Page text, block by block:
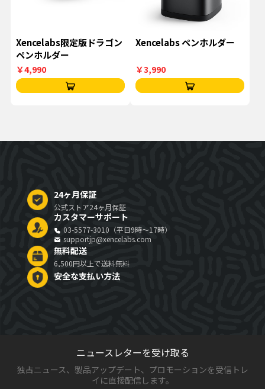
Xencelabs限定版ドラゴン
ペンホルダー
￥4,990
Xencelabs ペンホルダー
￥3,990
24ヶ月保証
公式ストア24ヶ月保証
カスタマーサポート
03-5577-3010（平日9時～17時）
supportjp@xencelabs.com
無料配送
6,500円以上で送料無料
安全な支払い方法
ニュースレターを受け取る
独占ニュース、製品アップデート、プロモーションを受信トレ
イに直接配信します。